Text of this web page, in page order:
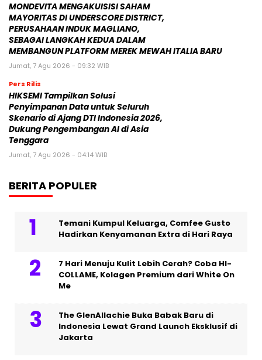
MONDEVITA MENGAKUISISI SAHAM
MAYORITAS DI UNDERSCORE DISTRICT,
PERUSAHAAN INDUK MAGLIANO,
SEBAGAI LANGKAH KEDUA DALAM
MEMBANGUN PLATFORM MEREK MEWAH ITALIA BARU
Jumat, 7 Agu 2026 - 09:32 WIB
Pers Rilis
HIKSEMI Tampilkan Solusi
Penyimpanan Data untuk Seluruh
Skenario di Ajang DTI Indonesia 2026,
Dukung Pengembangan AI di Asia
Tenggara
Jumat, 7 Agu 2026 - 04:14 WIB
BERITA POPULER
Temani Kumpul Keluarga, Comfee Gusto
Hadirkan Kenyamanan Extra di Hari Raya
7 Hari Menuju Kulit Lebih Cerah? Coba HI-
COLLAME, Kolagen Premium dari White On
Me
The GlenAllachie Buka Babak Baru di
Indonesia Lewat Grand Launch Eksklusif di
Jakarta